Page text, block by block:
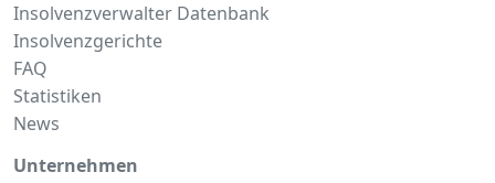
Insolvenzverwalter Datenbank
Insolvenzgerichte
FAQ
Statistiken
News
Unternehmen